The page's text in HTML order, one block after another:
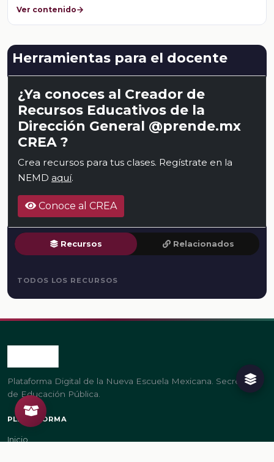
Ver contenido
Herramientas para el docente
¿Ya conoces al Creador de
Recursos Educativos de la
Dirección General @prende.mx
CREA ?
Crea recursos para tus clases. Regístrate en la
NEMD aquí.
Conoce al CREA
Recursos Relacionados
TODOS LOS RECURSOS
Plataforma Digital de la Nueva Escuela Mexicana. Secretaría
de Educación Pública.
PLATAFORMA
Inicio